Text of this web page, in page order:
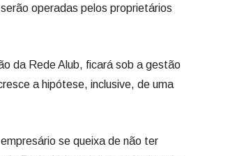
operadas pelos proprietários
da Rede Alub, ficará sob a gestão
a hipótese, inclusive, de uma
se queixa de não ter